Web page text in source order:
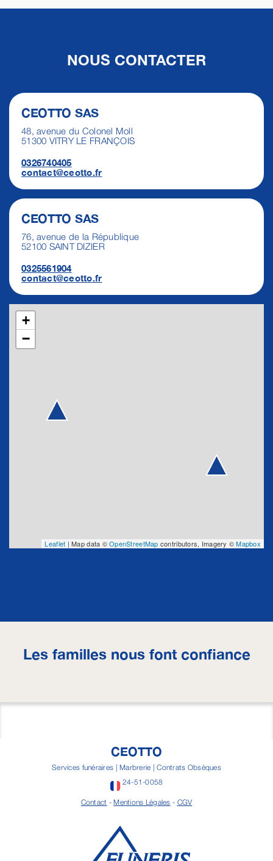
NOUS CONTACTER
CEOTTO SAS
48, avenue du Colonel Moll
51300 VITRY LE FRANÇOIS
0326740405
contact@ceotto.fr
CEOTTO SAS
76, avenue de la République
52100 SAINT DIZIER
0325561904
contact@ceotto.fr
+
−
Leaflet | Map data ©OpenStreetMap contributors, Imagery ©Mapbox
Les familles nous font confiance
CEOTTO
Services funéraires | Marbrerie | Contrats Obsèques
24-51-0058
Contact -Mentions Légales - CGV